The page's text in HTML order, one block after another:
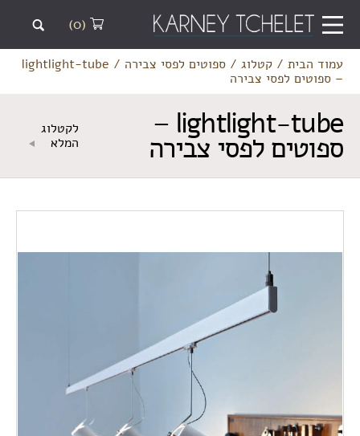
(0)
עמוד הבית/ קטלוג/ ספוטים לפסי צבירה /
lightlight-tube
– ספוטים לפסי צבירה
lightlight-tube –
ספוטים לפסי צבירה
לקטלוג
המלא